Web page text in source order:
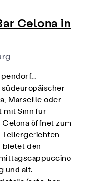
Celona in
Marseille oder
mit Sinn für
öffnet zum
Tellergerichten
bietet den
und alt.